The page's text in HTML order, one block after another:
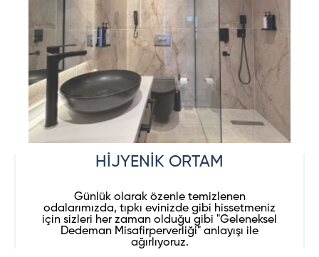
HİJYENİK ORTAM
Günlük olarak özenle temizlenen
odalarımızda, tıpkı evinizde gibi hissetmeniz
için sizleri her zaman olduğu gibi "Geleneksel
Dedeman Misafirperverliği" anlayışı ile
ağırlıyoruz.